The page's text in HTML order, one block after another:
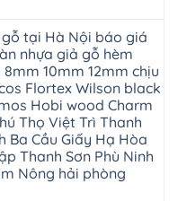
tại Hà Nội báo giá
nhựa giả gỗ hèm
10mm 12mm chịu
Flortex Wilson black
Hobi wood Charm
Thọ Việt Trì Thanh
Ba Cầu Giấy Hạ Hòa
Thanh Sơn Phù Ninh
Nông hải phòng